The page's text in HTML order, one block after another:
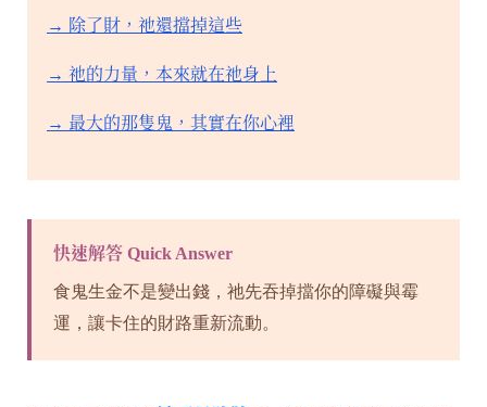
→ 除了財，祂還擋掉這些
→ 祂的力量，本來就在祂身上
→ 最大的那隻鬼，其實在你心裡
快速解答 Quick Answer
食鬼生金不是變出錢，祂先吞掉擋你的障礙與霉
運，讓卡住的財路重新流動。